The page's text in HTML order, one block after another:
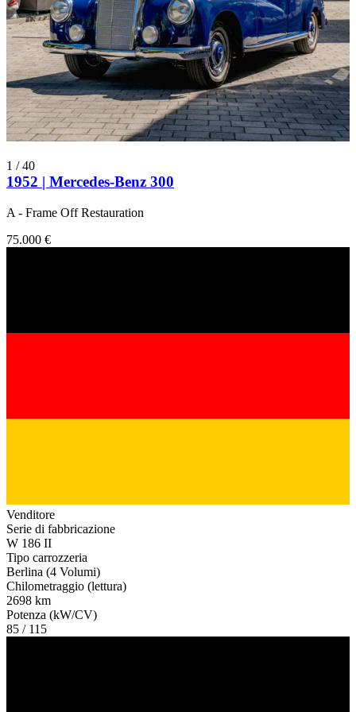
1 /40
1952 | Mercedes-Benz 300
A - Frame Off Restauration
75.000 €
Venditore
Serie di fabbricazione
W 186 II
Tipo carrozzeria
Berlina (4 Volumi)
Chilometraggio (lettura)
2698 km
Potenza (kW/CV)
85 / 115